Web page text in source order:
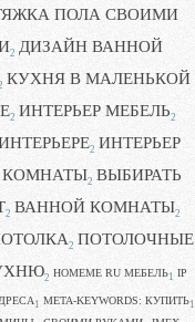
ПОЛА СВОИМИ
2 ДИЗАЙН ВАННОЙ
КУХНЯ В МАЛЕНЬКОЙ
2 ИНТЕРЬЕР МЕБЕЛЬ2
2 ИНТЕРЬЕР
КОМНАТЫ2 ВЫБИРАТЬ
2 ВАННОЙ КОМНАТЫ2
2 ПОТОЛОЧНЫЕ
2 HOMEME RU МЕБЕЛЬ1 IP
1 META-KEYWORDS: КУПИТЬ1